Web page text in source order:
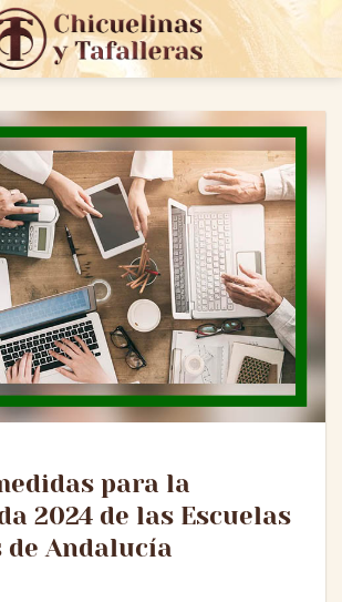
para la
2024 de las Escuelas
de Andalucía